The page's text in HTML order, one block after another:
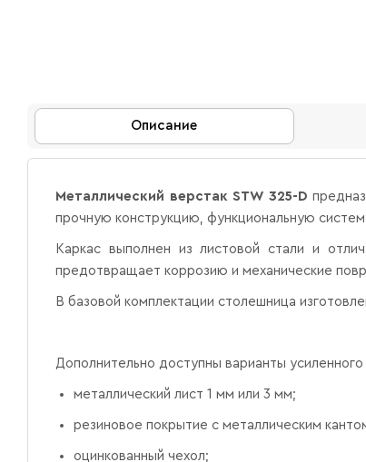
Описание
Металлический верстак STW 325-D
прочную конструкцию, функциональную
Каркас выполнен из листовой стали и
предотвращает коррозию и механические
В базовой комплектации столешница
Дополнительно доступны варианты усиленного
металлический лист 1 мм или 3 мм;
резиновое покрытие с металлическим
оцинкованный чехол;